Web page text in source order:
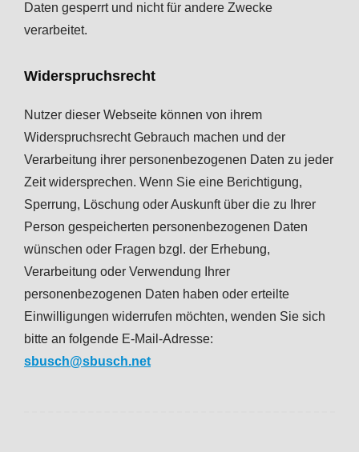
Daten gesperrt und nicht für andere Zwecke
verarbeitet.
Widerspruchsrecht
Nutzer dieser Webseite können von ihrem
Widerspruchsrecht Gebrauch machen und der
Verarbeitung ihrer personenbezogenen Daten zu jeder
Zeit widersprechen. Wenn Sie eine Berichtigung,
Sperrung, Löschung oder Auskunft über die zu Ihrer
Person gespeicherten personenbezogenen Daten
wünschen oder Fragen bzgl. der Erhebung,
Verarbeitung oder Verwendung Ihrer
personenbezogenen Daten haben oder erteilte
Einwilligungen widerrufen möchten, wenden Sie sich
bitte an folgende E-Mail-Adresse:
sbusch@sbusch.net